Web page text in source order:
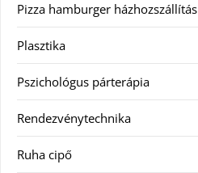
Pizza hamburger házhozszállítás
Plasztika
Pszichológus párterápia
Rendezvénytechnika
Ruha cipő